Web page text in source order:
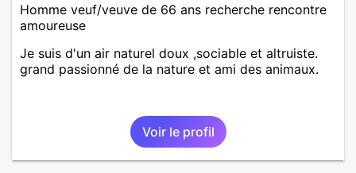
Homme veuf/veuve de 66 ans recherche rencontre
amoureuse
Je suis d'un air naturel doux ,sociable et altruiste.
grand passionné de la nature et ami des animaux.
Voir le profil